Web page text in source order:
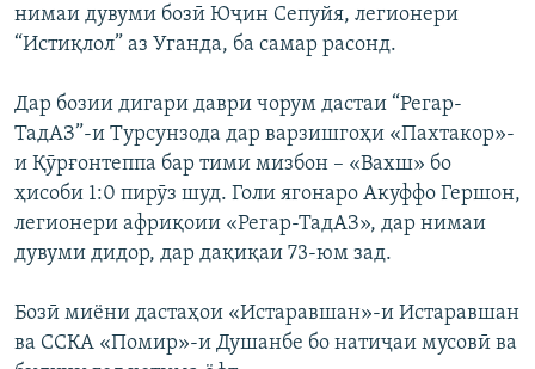
нимаи дувуми бозӣ Юҷин Сепуйя, легионери
“Истиқлол” аз Уганда, ба самар расонд.
Дар бозии дигари даври чорум дастаи “Регар-
ТадАЗ”-и Турсунзода дар варзишгоҳи «Пахтакор»-
и Қӯрғонтеппа бар тими мизбон – «Вахш» бо
ҳисоби 1:0 пирӯз шуд. Голи ягонаро Акуффо Гершон,
легионери африқоии «Регар-ТадАЗ», дар нимаи
дувуми дидор, дар дақиқаи 73-юм зад.
Бозӣ миёни дастаҳои «Истаравшан»-и Истаравшан
ва ССКА «Помир»-и Душанбе бо натиҷаи мусовӣ ва